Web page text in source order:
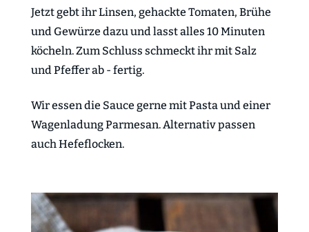
Jetzt gebt ihr Linsen, gehackte Tomaten, Brühe
und Gewürze dazu und lasst alles 10 Minuten
köcheln. Zum Schluss schmeckt ihr mit Salz
und Pfeffer ab - fertig.
Wir essen die Sauce gerne mit Pasta und einer
Wagenladung Parmesan. Alternativ passen
auch Hefeflocken.